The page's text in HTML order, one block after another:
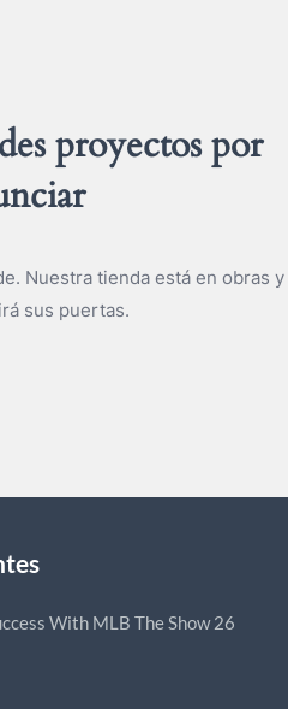
proyectos por
Nuestra tienda está en obras y
sus puertas.
With MLB The Show 26